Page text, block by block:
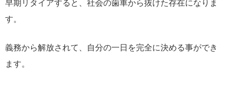
早期リタイアすると、社会の歯車から抜けた存在になりま
す。
義務から解放されて、自分の一日を完全に決める事ができ
ます。